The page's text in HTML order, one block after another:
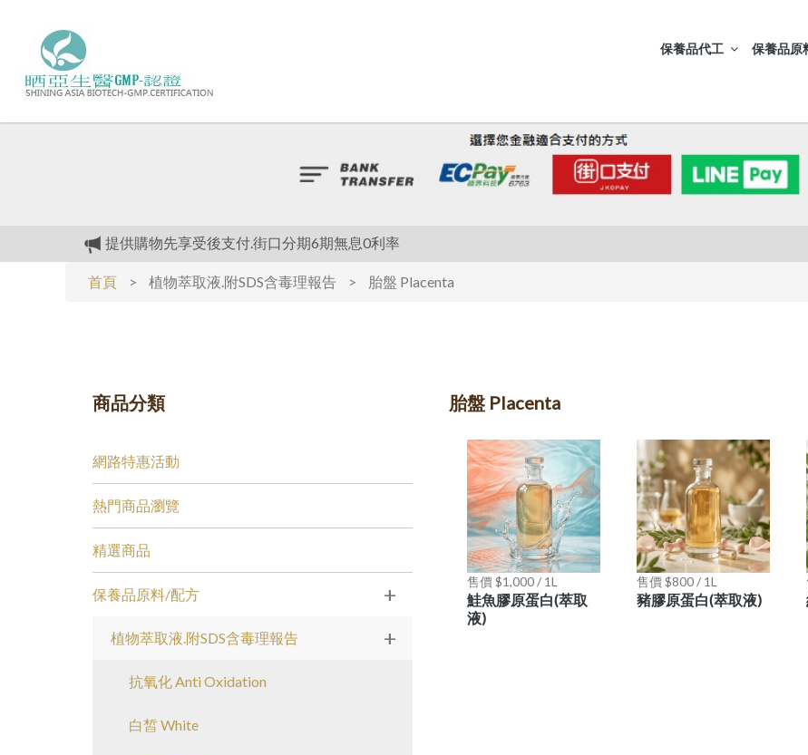
保養品代工 保養品原
提供購物先享受後支付.街口分期6期無息0利率
植物萃取液.附SDS含毒理報告
植物萃取液.附SDS含毒理報告
首頁 > 植物萃取液.附SDS含毒理報告 > 胎盤 Placenta
商品分類
網路特惠活動
熱門商品瀏覽
精選商品
保養品原料/配方
植物萃取液.附SDS含毒理報告
抗氧化 Anti Oxidation
白皙 White
+
+
胎盤 Placenta
售價 $1,000 / 1L
鮭魚膠原蛋白(萃取
液)
售價 $800 / 1L
豬膠原蛋白(萃取液)